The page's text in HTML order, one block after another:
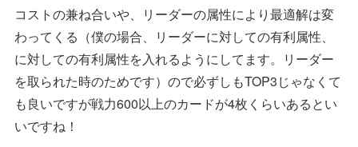
コストの兼ね合いや、リーダーの属性により最適解は変
わってくる（僕の場合、リーダーに対しての有利属性、
に対しての有利属性を入れるようにしてます。リーダー
を取られた時のためです）ので必ずしもTOP3じゃなくて
も良いですが戦力600以上のカードが4枚くらいあるとい
いですね！